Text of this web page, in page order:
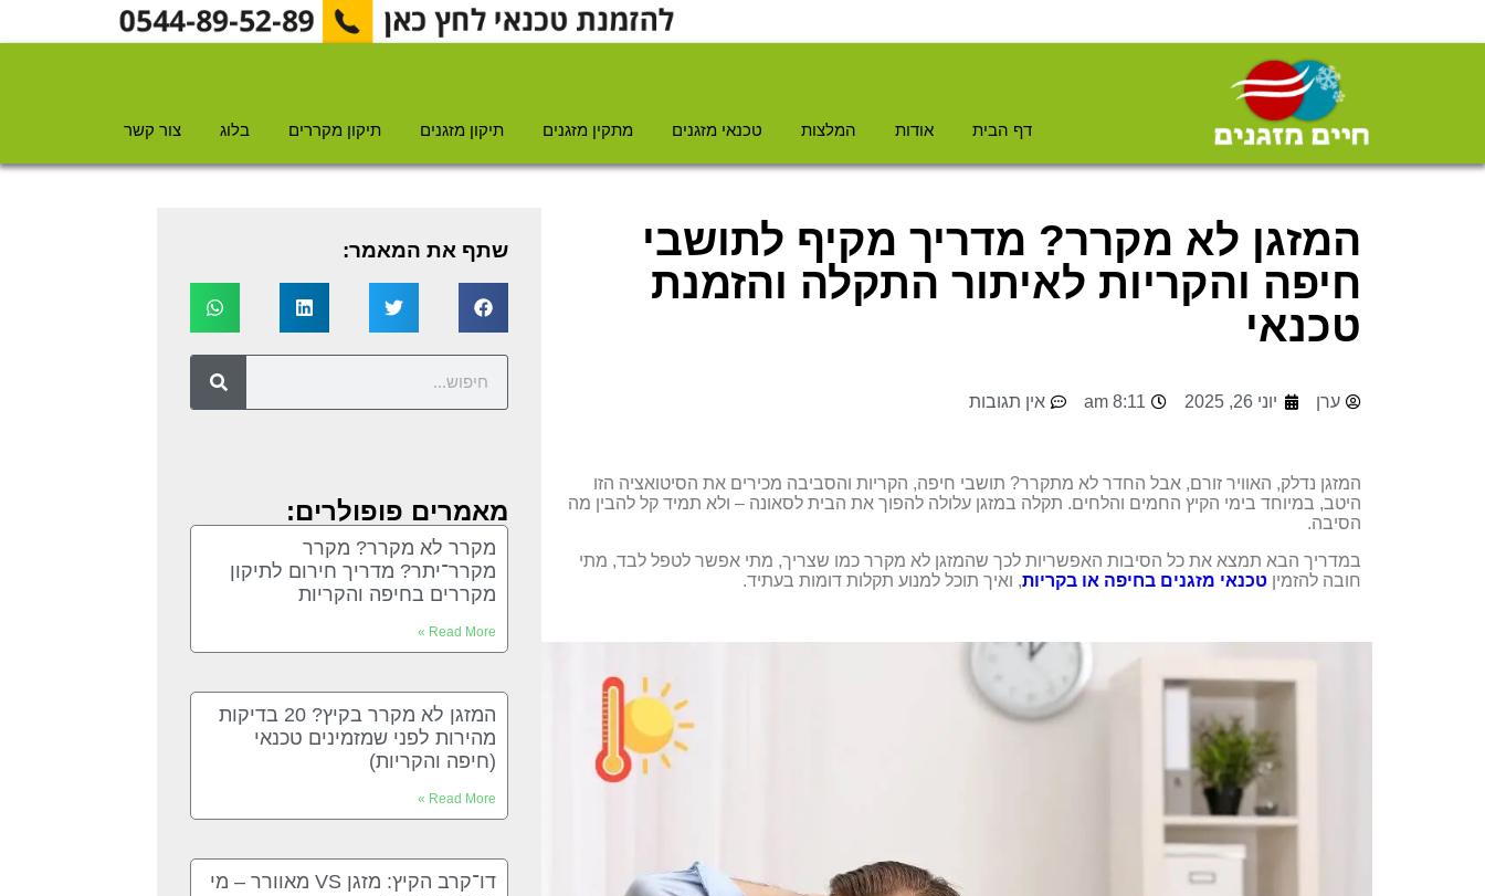
דף הבית אודות המלצות טכנאי מזגנים מתקין מזגנים תיקון מזגנים תיקון מקררים בלוג צור קשר
המזגן לא מקרר? מדריך מקיף לתושבי
חיפה והקריות לאיתור התקלה והזמנת
טכנאי
ערן יוני 26, 2025 8:11 am אין תגובות
המזגן נדלק, האוויר זורם, אבל החדר לא מתקרר? תושבי חיפה, הקריות והסביבה מכירים את הסיטואציה הזו
היטב, במיוחד בימי הקיץ החמים והלחים. תקלה במזגן עלולה להפוך את הבית לסאונה – ולא תמיד קל להבין מה
הסיבה.
במדריך הבא תמצא את כל הסיבות האפשריות לכך שהמזגן לא מקרר כמו שצריך, מתי אפשר לטפל לבד, מתי
חובה להזמין טכנאי מזגנים בחיפה או בקריות, ואיך תוכל למנוע תקלות דומות בעתיד.
שתף את המאמר:
מאמרים פופולרים:
מקרר לא מקרר? מקרר
מקרר־יתר? מדריך חירום לתיקון
מקררים בחיפה והקריות
Read More »
המזגן לא מקרר בקיץ? 20 בדיקות
מהירות לפני שמזמינים טכנאי
(חיפה והקריות)
Read More »
דו־קרב הקיץ: מזגן VS מאוורר – מי